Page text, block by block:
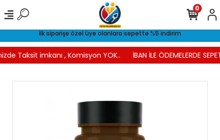
İlk siparişe özel üye olanlara sepette %5 indirim
Taksit imkanı , Komisyon YOK.. İBAN İLE ÖDEMELERDE
0